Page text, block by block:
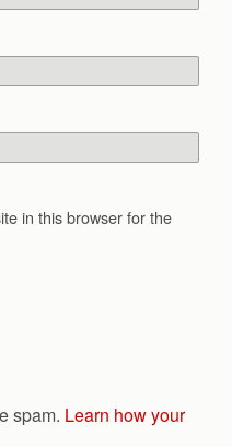
in this browser for the
spam. Learn how your